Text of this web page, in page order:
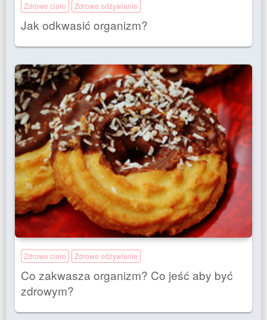
Zdrowe ciało Zdrowe odżywianie
Jak odkwasić organizm?
Zdrowe ciało Zdrowe odżywianie
Co zakwasza organizm? Co jeść aby być
zdrowym?